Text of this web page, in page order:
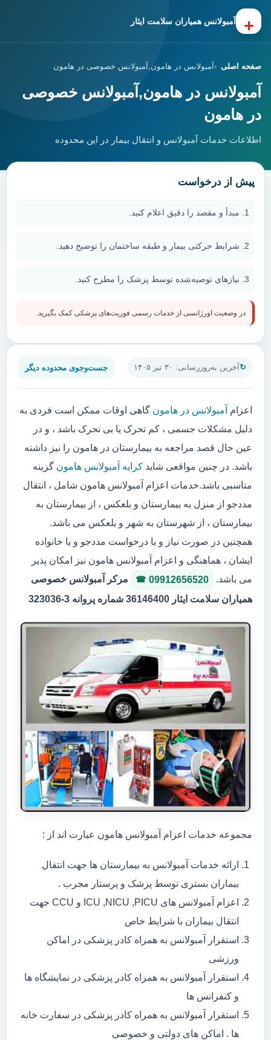
+ آمبولانس همیاران سلامت ایثار
صفحه اصلی آمبولانس در هامون,آمبولانس خصوصی در هامون
آمبولانس در هامون,آمبولانس خصوصی
در هامون
اطلاعات خدمات آمبولانس و انتقال بیمار در این محدوده
آخرین به‌روزرسانی: ۳۰ تیر ۱۴۰۵ جست‌وجوی محدوده دیگر
اعزام آمبولانس در هامون گاهی اوقات ممکن است فردی به
دلیل مشکلات جسمی ، کم تحرک یا بی تحرک باشد ، و در
عین حال قصد مراجعه به بیمارستان در هامون را نیز داشته
باشد. در چنین مواقعی شاید کرایه آمبولانس هامون گزینه
مناسبی باشد.خدمات اعزام آمبولانس هامون شامل ، انتقال
مددجو از منزل به بیمارستان و بلعکس ، از بیمارستان به
بیمارستان ، از شهرستان به شهر و بلعکس می باشد.
همچنین در صورت نیاز و یا درخواست مددجو و یا خانواده
ایشان ، هماهنگی و اعزام آمبولانس هامون نیز امکان پذیر
می باشد.
09912656520
مرکر آمبولانس خصوصی
همیاران سلامت ایثار 36146400 شماره پروانه 3-323036
مجموعه خدمات اعزام آمبولانس هامون عبارت اند از :
ارائه خدمات آمبولانس به بیمارستان ها جهت انتقال
بیماران بستری توسط پزشک و پرستار مجرب .
اعزام آمبولانس های ICU ,NICU ,PICU و CCU جهت
انتقال بیماران با شرایط خاص
استقرار آمبولانس به همراه کادر پزشکی در اماکن
ورزشی
استقرار آمبولانس به همراه کادر پزشکی در نمایشگاه ها
و کنفرانس ها
استقرار آمبولانس به همراه کادر پزشکی در سفارت خانه
ها . اماکن های دولتی و خصوصی
پیش از درخواست
مبدأ و مقصد را دقیق اعلام کنید.
شرایط حرکتی بیمار و طبقه ساختمان را توضیح دهید.
نیازهای توصیه‌شده توسط پزشک را مطرح کنید.
در وضعیت اورژانسی از خدمات رسمی فوریت‌های پزشکی کمک بگیرید.